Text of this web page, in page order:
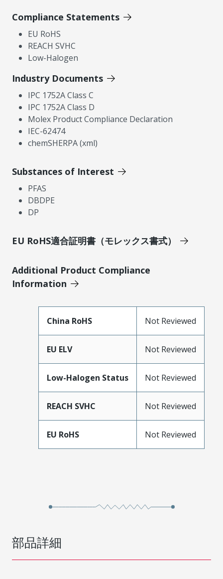
Compliance Statements
EU RoHS
REACH SVHC
Low-Halogen
Industry Documents
IPC 1752A Class C
IPC 1752A Class D
Molex Product Compliance Declaration
IEC-62474
chemSHERPA (xml)
Substances of Interest
PFAS
DBDPE
DP
EU RoHS適合証明書（モレックス書式）
Additional Product Compliance
Information
China RoHS Not Reviewed
EU ELV Not Reviewed
Low-Halogen Status Not Reviewed
REACH SVHC Not Reviewed
EU RoHS Not Reviewed
部品詳細